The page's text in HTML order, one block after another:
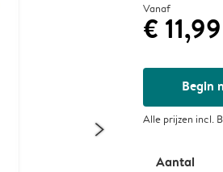
Vanaf
€ 11,99
Begin
Alle prijzen incl.
Aantal